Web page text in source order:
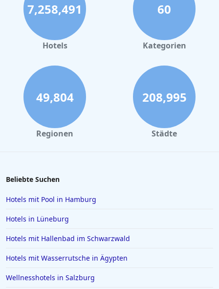
Hotels mit Privatpool in Antalya
Hotels mit Privatpool in Spanien
Hotels mit Privatpool auf Chalkidiki
Hotels mit Privatpool in Belek
Hotels mit Privatpool in Berlin
7,258,491
Hotels
60
Kategorien
49,804
Regionen
208,995
Städte
Beliebte Suchen
Hotels mit Pool in Hamburg
Hotels in Lüneburg
Hotels mit Hallenbad im Schwarzwald
Hotels mit Wasserrutsche in Ägypten
Wellnesshotels in Salzburg